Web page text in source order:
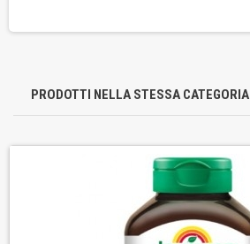
PRODOTTI NELLA STESSA CATEGORIA